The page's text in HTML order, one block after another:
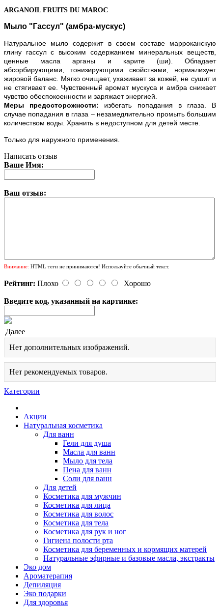
ARGANOIL FRUITS DU MAROC
Мыло "Гассул" (амбра-мускус)
Натуральное мыло содержит в своем составе марроканскую
глину гассул с высоким содержанием минеральных веществ,
ценные масла арганы и карите (ши). Обладает
абсорбирующими, тонизирующими свойствами, нормализует
жировой баланс. Мягко очищает, ухаживает за кожей, не сушит и
не стягивает ее. Чувственный аромат мускуса и амбра снижает
чувство обеспокоенности и заряжает энергией.
Меры предосторожности: избегать попадания в глаза. В
случае попадания в глаза – незамедлительно промыть большим
количеством воды. Хранить в недоступном для детей месте.
Только для наружного применения.
Написать отзыв
Ваше Имя:
Ваш отзыв:
Внимание: HTML теги не принимаются! Используйте обычный текст.
Рейтинг: Плохо Хорошо
Введите код, указанный на картинке:
Далее
Нет дополнительных изображений.
Нет рекомендуемых товаров.
Категории
Акции
Натуральная косметика
Для ванн
Гели для душа
Масла для ванн
Мыло для тела
Пена для ванн
Соли для ванн
Для детей
Косметика для мужчин
Косметика для лица
Косметика для волос
Косметика для тела
Косметика для рук и ног
Гигиена полости рта
Косметика для беременных и кормящих матерей
Натуральные эфирные и базовые масла, экстракты
Эко дом
Ароматерапия
Депиляция
Эко подарки
Для здоровья